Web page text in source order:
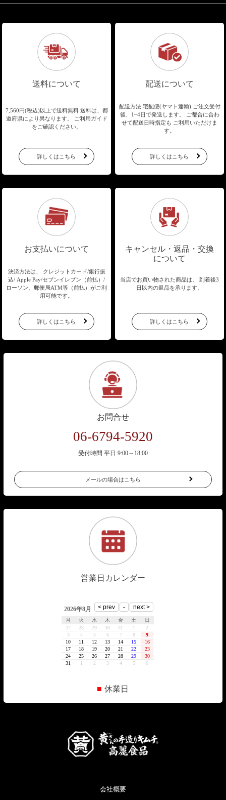
送料について
7,560円(税込)以上で送料無料送料は、都
道府県により異なります。
ご利用ガイド
をご確認ください。
詳しくはこちら
配送について
配送方法 宅配便(ヤマト運輸) ご注文受付
後、1~4日で発送します。
ご都合に合わ
せて配送日時指定も ご利用いただけま
す。
詳しくはこちら
お支払いについて
決済方法は、 クレジットカード/銀行振
込/ Apple Pay/セブンイレブン（前払）/
ローソン、郵便局ATM等（前払）がご利
用可能です。
詳しくはこちら
キャンセル・返品・交換
について
当店でお買い物された商品は、
到着後3
日以内の返品を承ります。
詳しくはこちら
お問合せ
06-6794-5920
受付時間 平日 9:00～18:00
メールの場合はこちら
営業日カレンダー
■ 休業日
会社概要